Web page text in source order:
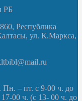
РБ
Республика
ул. К.Маркса,
– пт. с 9-00 ч. до
00 ч. (с 13- 00 ч. до